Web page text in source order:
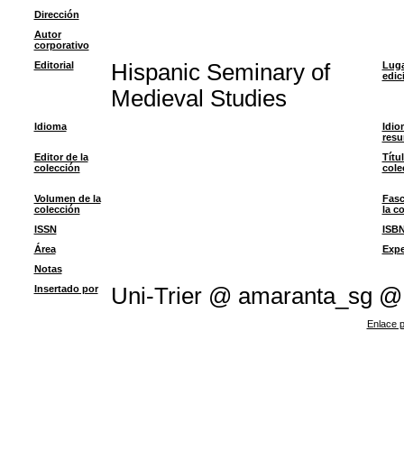
Dirección
Autor
corporativo
Editorial
Hispanic Seminary of
Medieval Studies
Idioma
Editor de la
colección
Volumen de la
colección
la
ISSN
Área
Notas
Insertado por
Uni-Trier @ amaranta_sg @
Enlace